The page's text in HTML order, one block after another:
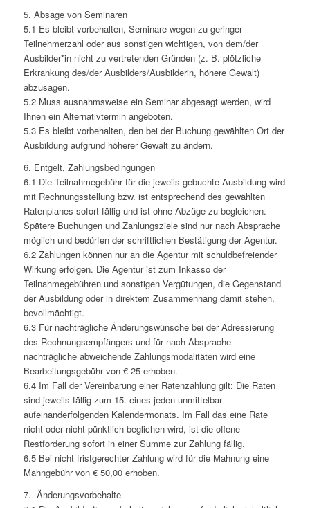
5. Absage von Seminaren
5.1 Es bleibt vorbehalten, Seminare wegen zu geringer
Teilnehmerzahl oder aus sonstigen wichtigen, von dem/der
Ausbilder*in nicht zu vertretenden Gründen (z. B. plötzliche
Erkrankung des/der Ausbilders/Ausbilderin, höhere Gewalt)
abzusagen.
5.2 Muss ausnahmsweise ein Seminar abgesagt werden, wird
Ihnen ein Alternativtermin angeboten.
5.3 Es bleibt vorbehalten, den bei der Buchung gewählten Ort der
Ausbildung aufgrund höherer Gewalt zu ändern.
6. Entgelt, Zahlungsbedingungen
6.1 Die Teilnahmegebühr für die jeweils gebuchte Ausbildung wird
mit Rechnungsstellung bzw. ist entsprechend des gewählten
Ratenplanes sofort fällig und ist ohne Abzüge zu begleichen.
Spätere Buchungen und Zahlungsziele sind nur nach Absprache
möglich und bedürfen der schriftlichen Bestätigung der Agentur.
6.2 Zahlungen können nur an die Agentur mit schuldbefreiender
Wirkung erfolgen. Die Agentur ist zum Inkasso der
Teilnahmegebühren und sonstigen Vergütungen, die Gegenstand
der Ausbildung oder in direktem Zusammenhang damit stehen,
bevollmächtigt.
6.3 Für nachträgliche Änderungswünsche bei der Adressierung
des Rechnungsempfängers und für nach Absprache
nachträgliche abweichende Zahlungsmodalitäten wird eine
Bearbeitungsgebühr von € 25 erhoben.
6.4 Im Fall der Vereinbarung einer Ratenzahlung gilt: Die Raten
sind jeweils fällig zum 15. eines jeden unmittelbar
aufeinanderfolgenden Kalendermonats. Im Fall das eine Rate
nicht oder nicht pünktlich beglichen wird, ist die offene
Restforderung sofort in einer Summe zur Zahlung fällig.
6.5 Bei nicht fristgerechter Zahlung wird für die Mahnung eine
Mahngebühr von € 50,00 erhoben.
7. Änderungsvorbehalte